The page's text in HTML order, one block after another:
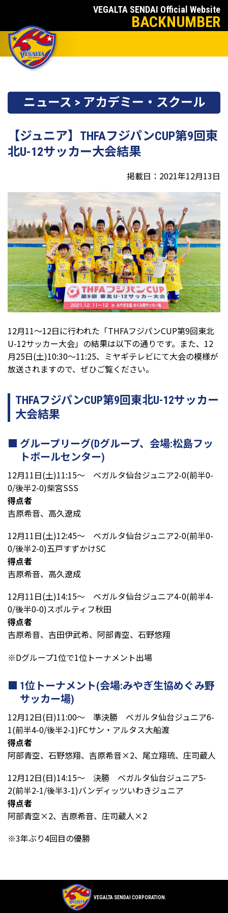
VEGALTA SENDAI Official Website
BACKNUMBER
ニュース > アカデミー・スクール
【ジュニア】THFAフジパンCUP第9回東
北U-12サッカー大会結果
掲載日：2021年12月13日
12月11～12日に行われた「THFAフジパンCUP第9回東北
U-12サッカー大会」の結果は以下の通りです。また、12
月25日(土)10:30～11:25、ミヤギテレビにて大会の模様が
放送されますので、ぜひご覧ください。
THFAフジパンCUP第9回東北U-12サッカー
大会結果
グループリーグ(Dグループ、会場:松島フッ
トボールセンター)
12月11日(土)11:15～ ベガルタ仙台ジュニア2-0(前半0-
0/後半2-0)柴宮SSS
得点者
吉原希音、高久遼成
12月11日(土)12:45～ ベガルタ仙台ジュニア2-0(前半0-
0/後半2-0)五戸すずかけSC
得点者
吉原希音、高久遼成
12月11日(土)14:15～ ベガルタ仙台ジュニア4-0(前半4-
0/後半0-0)スポルティフ秋田
得点者
吉原希音、吉田伊武希、阿部青空、石野悠翔
※Dグループ1位で1位トーナメント出場
1位トーナメント(会場:みやぎ生協めぐみ野
サッカー場)
12月12日(日)11:00～ 準決勝 ベガルタ仙台ジュニア6-
1(前半4-0/後半2-1)FCサン・アルタス大船渡
得点者
阿部青空、石野悠翔、吉原希音×2、尾立翔琉、庄司蔵人
12月12日(日)14:15～ 決勝 ベガルタ仙台ジュニア5-
2(前半2-1/後半3-1)バンディッツいわきジュニア
得点者
阿部青空×2、吉原希音、庄司蔵人×2
※3年ぶり4回目の優勝
VEGALTA SENDAI CORPORATION.